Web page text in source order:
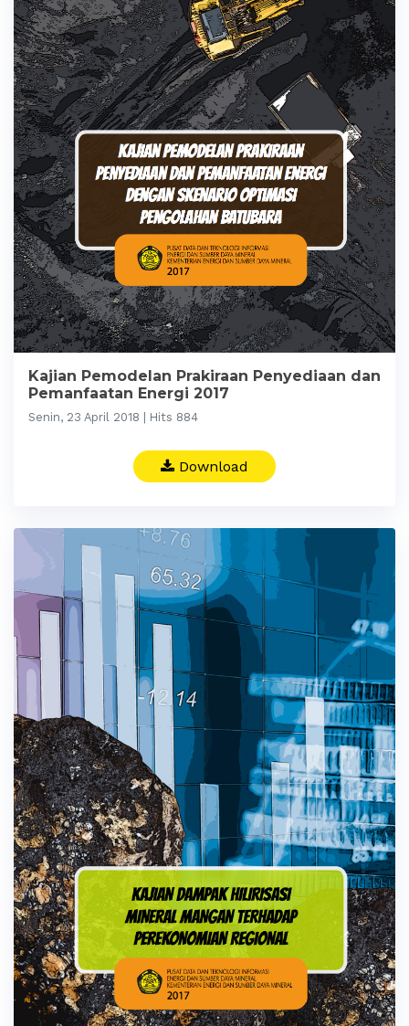
Kajian Pemodelan Prakiraan Penyediaan dan
Pemanfaatan Energi 2017
Senin, 23 April 2018 | Hits 884
Download